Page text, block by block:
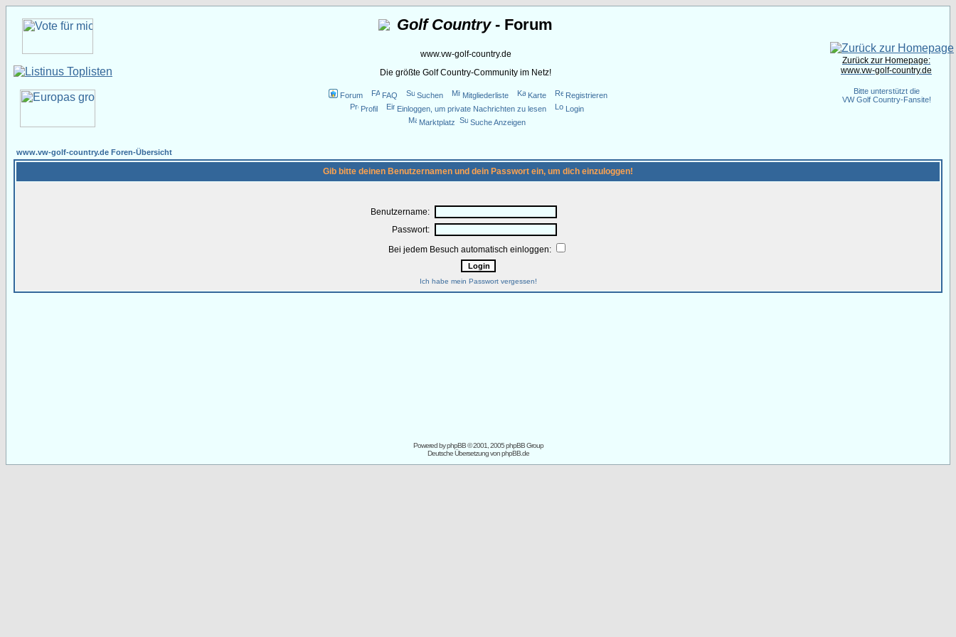
Golf Country- Forum
www.vw-golf-country.de
Die größte Golf Country-Community im Netz!
Forum FAQ Suchen Mitgliederliste Karte
Registrieren
Profil
Einloggen, um private Nachrichten zu lesen
Login
Marktplatz
Suche Anzeigen
Zurück zur Homepage:
www.vw-golf-country.de
Bitte unterstützt die
VW Golf Country-Fansite!
www.vw-golf-country.de Foren-Übersicht
Gib bitte deinen Benutzernamen und dein Passwort ein, um dich einzuloggen!
Benutzername:
Passwort:
Bei jedem Besuch automatisch einloggen:
Ich habe mein Passwort vergessen!
Powered byphpBB© 2001, 2005 phpBB Group
Deutsche Übersetzung vonphpBB.de